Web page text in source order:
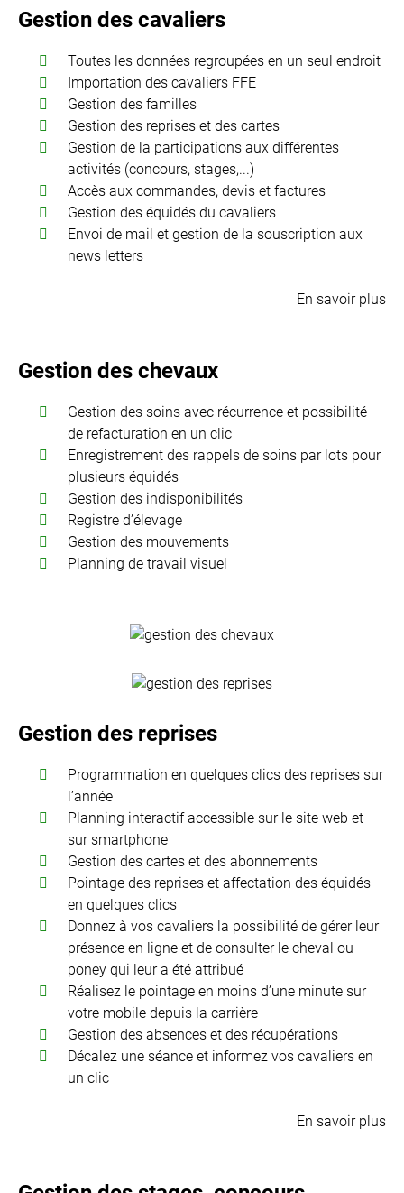
Gestion des cavaliers
Toutes les données regroupées en un seul endroit
Importation des cavaliers FFE
Gestion des familles
Gestion des reprises et des cartes
Gestion de la participations aux différentes
activités (concours, stages,...)
Accès aux commandes, devis et factures
Gestion des équidés du cavaliers
Envoi de mail et gestion de la souscription aux
news letters
En savoir plus
Gestion des chevaux
Gestion des soins avec récurrence et possibilité
de refacturation en un clic
Enregistrement des rappels de soins par lots pour
plusieurs équidés
Gestion des indisponibilités
Registre d’élevage
Gestion des mouvements
Planning de travail visuel
Gestion des reprises
Programmation en quelques clics des reprises sur
l’année
Planning interactif accessible sur le site web et
sur smartphone
Gestion des cartes et des abonnements
Pointage des reprises et affectation des équidés
en quelques clics
Donnez à vos cavaliers la possibilité de gérer leur
présence en ligne et de consulter le cheval ou
poney qui leur a été attribué
Réalisez le pointage en moins d’une minute sur
votre mobile depuis la carrière
Gestion des absences et des récupérations
Décalez une séance et informez vos cavaliers en
un clic
En savoir plus